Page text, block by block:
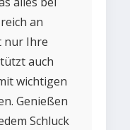
an
nur Ihre
auch
wichtigen
Genießen
Schluck